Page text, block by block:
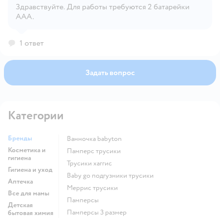
Здравствуйте. Для работы требуются 2 батарейки
ААA.
1 ответ
Задать вопрос
Категории
Бренды
Косметика и
гигиена
Гигиена и уход
Аптечка
Все для мамы
Детская
бытовая химия
ванночка babyton
памперс трусики
трусики хаггис
baby go подгузники трусики
меррис трусики
памперсы
памперсы 3 размер